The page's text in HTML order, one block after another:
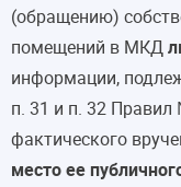
(обращению)
помещений в МКД
информации,
п. 31 и п. 32
фактического
место ее